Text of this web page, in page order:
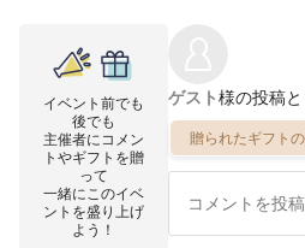
イベント前でも
後でも
主催者にコメン
トやギフトを贈
って
一緒にこのイベ
ントを盛り上げ
よう！
ゲスト様の投稿と
贈られたギフト